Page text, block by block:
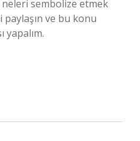
neleri sembolize etmek
ve bu konu
yapalım.